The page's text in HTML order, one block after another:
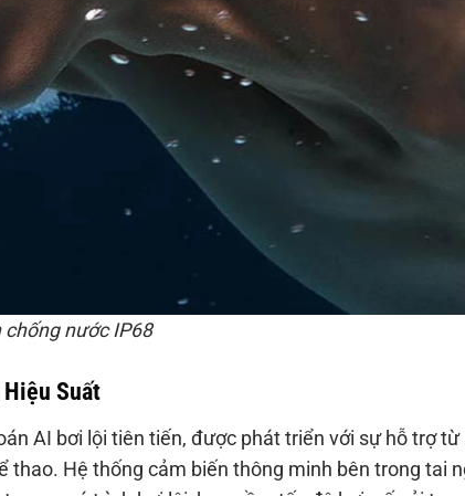
nước IP68
Suất
AI bơi lội tiên tiến, được phát triển với sự hỗ trợ từ
thao. Hệ thống cảm biến thông minh bên trong tai